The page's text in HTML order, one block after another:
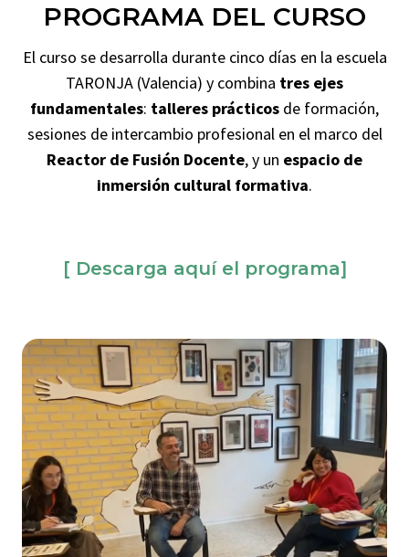
PROGRAMA DEL CURSO
El curso se desarrolla durante cinco días en la escuela
TARONJA (Valencia) y combina tres ejes
fundamentales: talleres prácticos de formación,
sesiones de intercambio profesional en el marco del
Reactor de Fusión Docente, y un espacio de
inmersión cultural formativa.
[ Descarga aquí el programa]